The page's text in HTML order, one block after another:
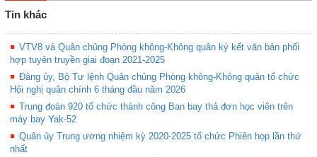
Tin khác
VTV8 và Quân chủng Phòng không-Không quân ký kết văn bản phối
hợp tuyên truyền giai đoạn 2021-2025
Đảng ủy, Bộ Tư lệnh Quân chủng Phòng không-Không quân tổ chức
Hội nghị quân chính 6 tháng đầu năm 2026
Trung đoàn 920 tổ chức thành công Ban bay thả đơn học viên trên
máy bay Yak-52
Quân ủy Trung ương nhiệm kỳ 2020-2025 tổ chức Phiên họp lần thứ
nhất